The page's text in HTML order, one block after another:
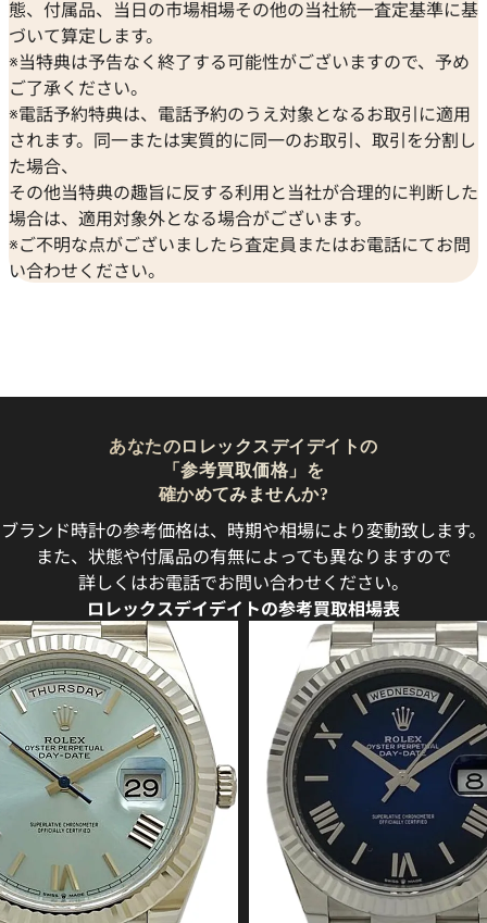
態、付属品、当日の市場相場その他の当社統一査定基準に基
づいて算定します。
※当特典は予告なく終了する可能性がございますので、予め
ご了承ください。
※電話予約特典は、電話予約のうえ対象となるお取引に適用
されます。同一または実質的に同一のお取引、取引を分割し
た場合、
その他当特典の趣旨に反する利用と当社が合理的に判断した
場合は、適用対象外となる場合がございます。
※ご不明な点がございましたら査定員またはお電話にてお問
い合わせください。
あなたのロレックスデイデイトの
「参考買取価格」を
確かめてみませんか?
ブランド時計の参考価格は、時期や相場により変動致します。
また、状態や付属品の有無によっても異なりますので
詳しくはお電話でお問い合わせください。
ロレックスデイデイトの参考買取相場表